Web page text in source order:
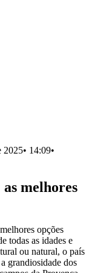
2025• 14:09•
melhores
opções
todas as idades e
ou natural, o país
grandiosidade dos